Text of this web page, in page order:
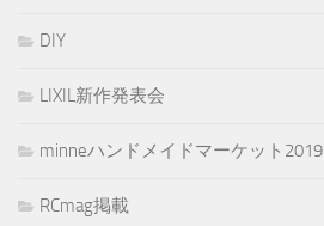
DIY
LIXIL新作発表会
minneハンドメイドマーケット2019
RCmag掲載